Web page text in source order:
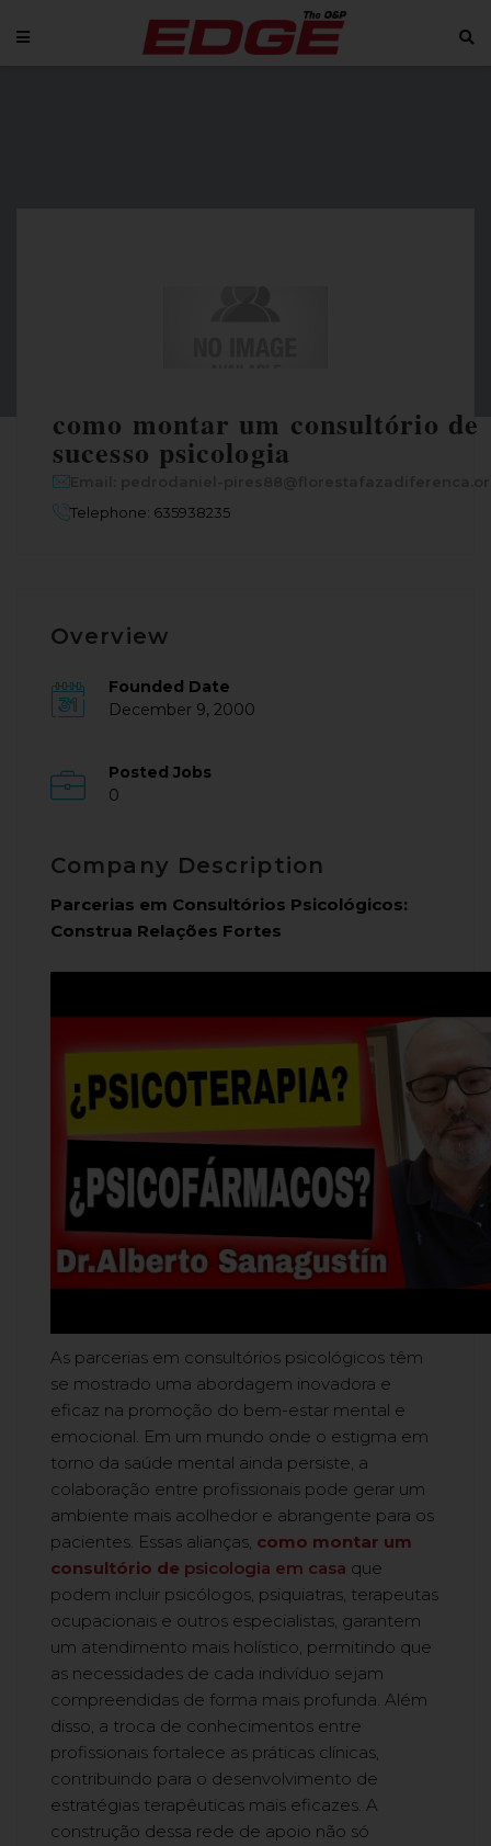
como montar um consultório de
sucesso psicologia
Telephone: 635938235
Overview
Founded Date
December 9, 2000
Posted Jobs
0
Company Description
Parcerias em Consultórios Psicológicos:
Construa Relações Fortes
As parcerias em consultórios psicológicos têm
se mostrado uma abordagem inovadora e
eficaz na promoção do bem-estar mental e
emocional. Em um mundo onde o estigma em
torno da saúde mental ainda persiste, a
colaboração entre profissionais pode gerar um
ambiente mais acolhedor e abrangente para os
pacientes. Essas alianças, como montar um
consultório de psicologia em casa que
podem incluir psicólogos, psiquiatras, terapeutas
ocupacionais e outros especialistas, garantem
um atendimento mais holístico, permitindo que
as necessidades de cada indivíduo sejam
compreendidas de forma mais profunda. Além
disso, a troca de conhecimentos entre
profissionais fortalece as práticas clínicas,
contribuindo para o desenvolvimento de
estratégias terapêuticas mais eficazes. A
construção dessa rede de apoio não só